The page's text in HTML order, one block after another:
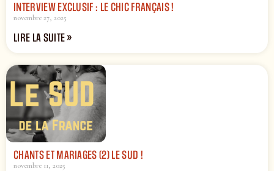
INTERVIEW EXCLUSIF : LE CHIC FRANÇAIS !
novembre 27, 2025
LIRE LA SUITE »
CHANTS ET MARIAGES (2) LE SUD !
novembre 11, 2025